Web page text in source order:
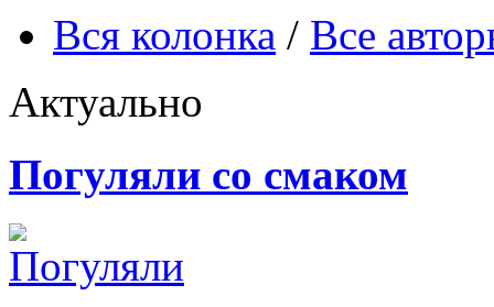
Вся колонка / Все
Актуально
Погуляли со смаком